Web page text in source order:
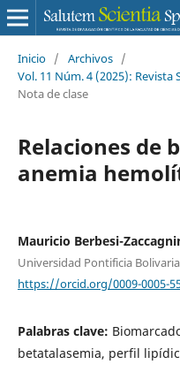
Inicio / Archivos /
Vol. 11 Núm. 4 (2025): Revista
Nota de clase
Relaciones de
anemia
Mauricio Berbesi-
Universidad Pontificia
https://orcid.org/0009-0005-
Palabras clave:
betatalasemia, perfil